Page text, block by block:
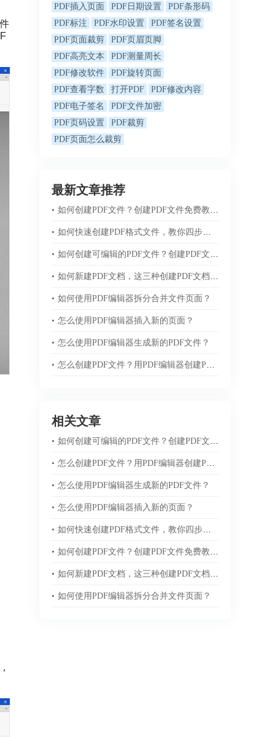
PDF插入页面
PDF日期设置
PDF条形码
PDF标注
PDF水印设置
PDF签名设置
PDF页面裁剪
PDF页眉页脚
PDF高亮文本
PDF测量周长
PDF修改软件
PDF旋转页面
PDF查看字数
打开PDF
PDF修改内容
PDF电子签名
PDF文件加密
PDF页码设置
PDF裁剪
PDF页面怎么裁剪
最新文章推荐
• 如何创建PDF文件？创建PDF文件免费教程来袭！
• 如何快速创建PDF格式文件，教你四步轻松搞定！
• 如何创建可编辑的PDF文件？创建PDF文件全教程版
• 如何新建PDF文档，这三种创建PDF文档方法轻松搞定！
• 如何使用PDF编辑器拆分合并文件页面？
• 怎么使用PDF编辑器插入新的页面？
• 怎么使用PDF编辑器生成新的PDF文件？
• 怎么创建PDF文件？用PDF编辑器创建PDF文件的办法
相关文章
• 如何创建可编辑的PDF文件？创建PDF文件全教程版
• 怎么创建PDF文件？用PDF编辑器创建PDF文件的办法
• 怎么使用PDF编辑器生成新的PDF文件？
• 怎么使用PDF编辑器插入新的页面？
• 如何快速创建PDF格式文件，教你四步轻松搞定！
• 如何创建PDF文件？创建PDF文件免费教程来袭！
• 如何新建PDF文档，这三种创建PDF文档方法轻松搞定！
• 如何使用PDF编辑器拆分合并文件页面？